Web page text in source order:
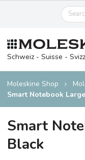
Schweiz - Suisse -
Moleskine Shop
Smart Notebook
Smart
Black